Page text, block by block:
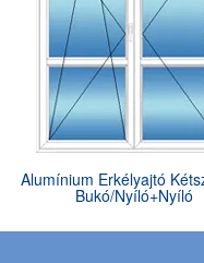
Alumínium Erkélyajtó
Bukó/Nyíló+Nyíló